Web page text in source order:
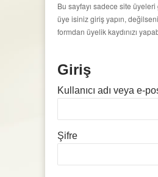
Bu sayfayı sadece site
üye isiniz giriş yapın,
formdan üyelik kaydınızı
Giriş
Kullanıcı adı veya e-
Şifre